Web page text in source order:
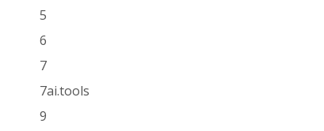
5
6
7
7ai.tools
9